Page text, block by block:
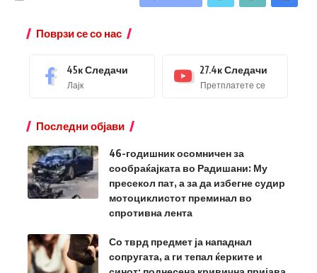
Поврзи се со нас
45кСледачи
Лајк
27.4кСледачи
Претплатете се
Последни објави
46-годишник осомничен за
сообраќајката во Радишани: Му
пресекол пат, а за да избегне судир
мотоциклистот преминал во
спротивна лента
Со тврд предмет ја нападнал
сопругата, а ги тепал ќерките и